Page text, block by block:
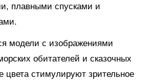
плавными спусками и
модели с изображениями
обитателей и сказочных
цвета стимулируют зрительное